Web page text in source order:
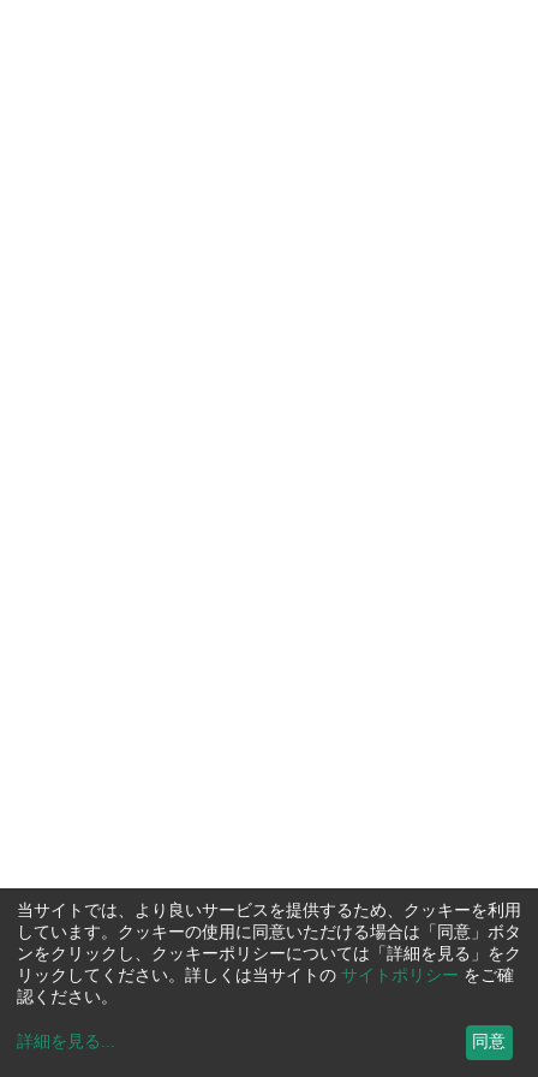
当サイトでは、より良いサービスを提供するため、クッキーを利用
しています。クッキーの使用に同意いただける場合は「同意」ボタ
ンをクリックし、クッキーポリシーについては「詳細を見る」をク
リックしてください。詳しくは当サイトの サイトポリシー をご確
認ください。
詳細を見る ... 同意